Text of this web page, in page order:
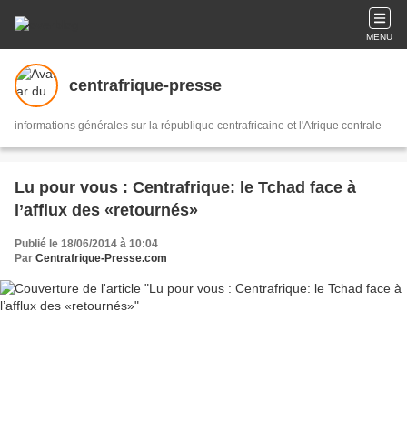
MENU
centrafrique-presse
informations générales sur la république centrafricaine et l'Afrique centrale
Lu pour vous : Centrafrique: le Tchad face à
l’afflux des «retournés»
Publié le 18/06/2014 à 10:04
Par Centrafrique-Presse.com